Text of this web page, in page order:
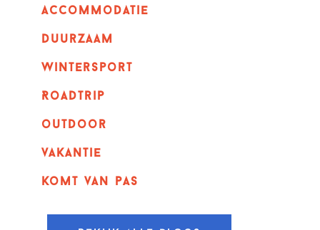
Accommodatie
Duurzaam
wintersport
Roadtrip
outdoor
vakantie
komt van pas